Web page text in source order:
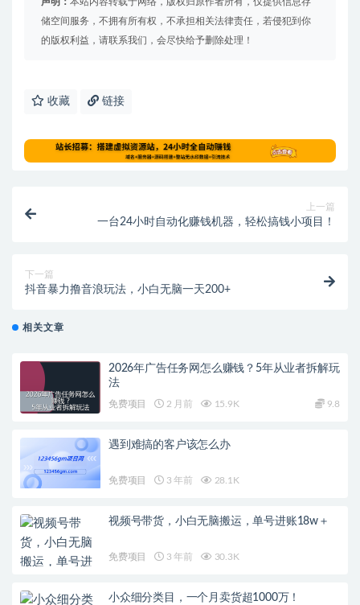
储空间服务，不拥有所有权，不承担相关法律责任，若侵犯到你
的版权利益，请联系我们，会尽快给予删除处理！
收藏 链接
上一篇
一台24小时自动化赚钱机器，轻松搞钱小项目！
下一篇
抖音暴力撸音浪玩法，小白无脑一天200+
相关文章
2026年广告任务网怎么赚钱？5年从业者拆解玩
法
免费项目 2 月前 15.9K 9.8
遇到难搞的客户该怎么办
免费项目 3 年前 28.1K
视频号带货，小白无脑搬运，单号进账18w＋
免费项目 3 年前 30.3K
小众细分类目，一个月卖货超1000万！